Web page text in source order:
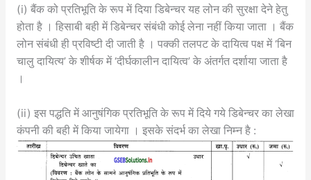
(i) बैंक को प्रतिभूति के रूप में दिया डिबेन्चर यह लोन की सुरक्षा देने हेतु
होता है । हिसाबी बही में डिबेन्चर संबंधी कोई लेना नहीं किया जाता । बैंक
लोन संबंधी ही प्रविष्टी दी जाती है । पक्की तलपट के दायित्व पक्ष में ‘बिन
चालु दायित्य’ के शीर्षक में ‘दीर्घकालीन दायित्व’ के अंतर्गत दर्शाया जाता है
।
(ii) इस पद्धति में आनुषंगिक प्रतिभूति के रूप में दिये गये डिबेन्चर का लेखा
कंपनी की बही में किया जायेगा । इसके संदर्भ का लेखा निम्न है :